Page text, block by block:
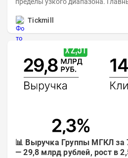
пределы узкого диапазона. Главным событием недели
Tickmill
📊 Выручка Группы МГКЛ за
— 29,8 млрд рублей, рост в